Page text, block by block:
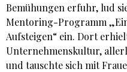
Bemühungen erfuhr, lud
Mentoring-Programm
Aufsteigen“ ein. Dort
Unternehmenskultur,
und tauschte sich mit